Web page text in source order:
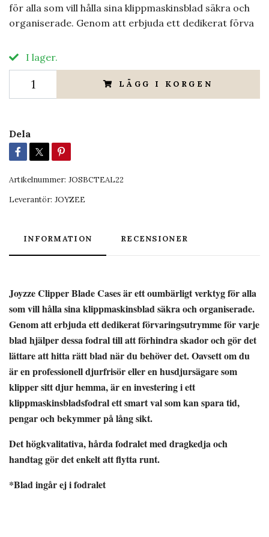
för alla som vill hålla sina klippmaskinsblad säkra och
organiserade. Genom att erbjuda ett dedikerat förva
I lager.
LÄGG I KORGEN
Dela
Artikelnummer: JOSBCTEAL22
Leverantör: JOYZEE
INFORMATION RECENSIONER
Joyzze Clipper Blade Cases är ett oumbärligt verktyg för alla
som vill hålla sina klippmaskinsblad säkra och organiserade.
Genom att erbjuda ett dedikerat förvaringsutrymme för varje
blad hjälper dessa fodral till att förhindra skador och gör det
lättare att hitta rätt blad när du behöver det. Oavsett om du
är en professionell djurfrisör eller en husdjursägare som
klipper sitt djur hemma, är en investering i ett
klippmaskinsbladsfodral ett smart val som kan spara tid,
pengar och bekymmer på lång sikt.
Det högkvalitativa, hårda fodralet med dragkedja och
handtag gör det enkelt att flytta runt.
*Blad ingår ej i fodralet